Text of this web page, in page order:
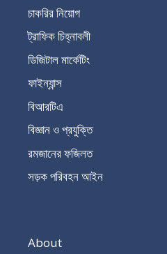
চাকরির নিয়োগ
ট্রাফিক চিহ্নাবলী
ডিজিটাল মার্কেটিং
ফাইন্যান্স
বিআরটিএ
বিজ্ঞান ও প্রযুক্তি
রমজানের ফজিলত
সড়ক পরিবহন আইন
About